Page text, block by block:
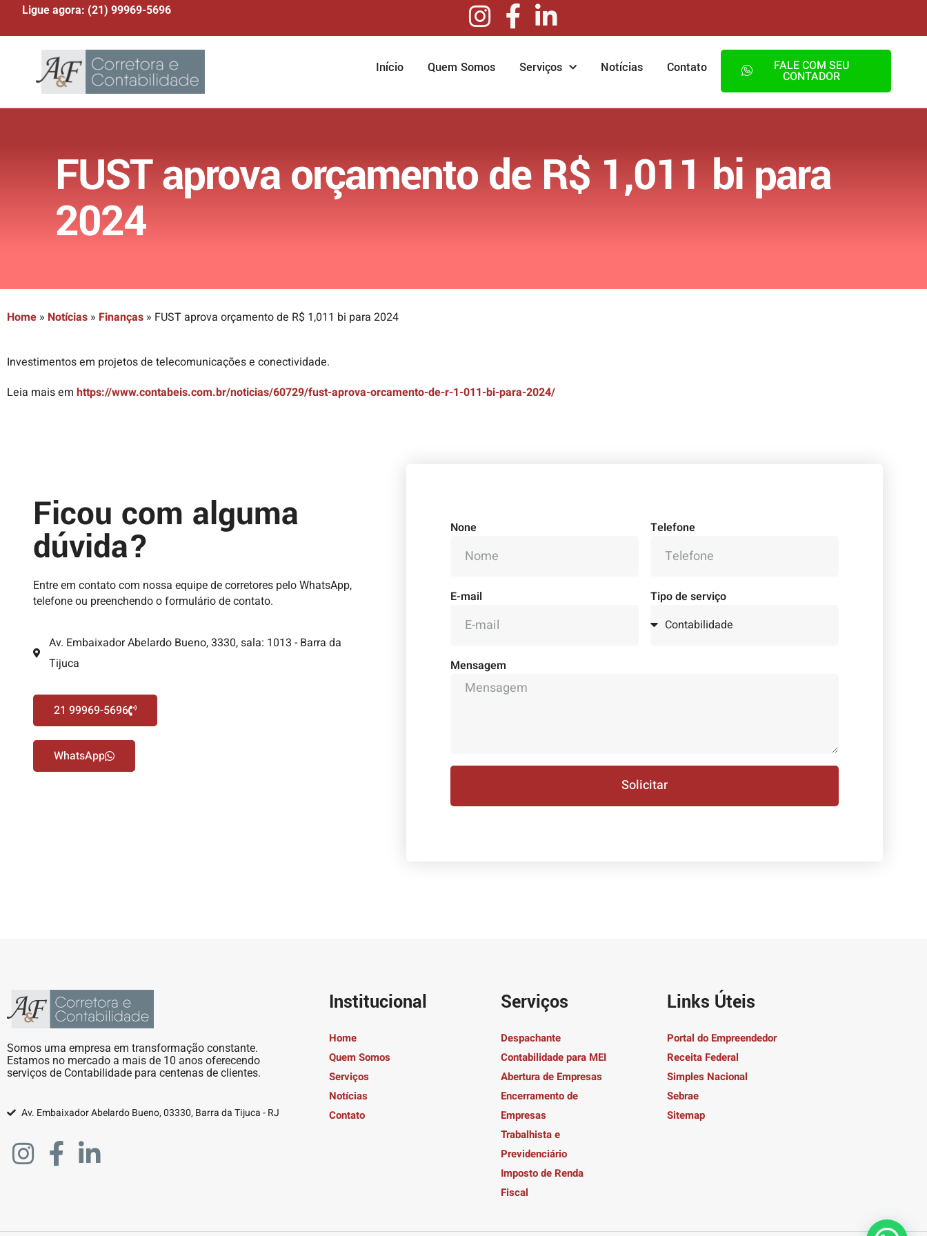
Ligue agora: (21) 99969-5696
Início Quem Somos Serviços Notícias Contato FALE COM SEU
CONTADOR
FUST aprova orçamento de R$ 1,011 bi para
2024
Home » Notícias » Finanças » FUST aprova orçamento de R$ 1,011 bi para 2024
Investimentos em projetos de telecomunicações e conectividade.
Leia mais em https://www.contabeis.com.br/noticias/60729/fust-aprova-orcamento-de-r-1-011-bi-para-2024/
Ficou com alguma
dúvida?
Entre em contato com nossa equipe de corretores pelo WhatsApp,
telefone ou preenchendo o formulário de contato.
Av. Embaixador Abelardo Bueno, 3330, sala: 1013 - Barra da
Tijuca
21 99969-5696
WhatsApp
None Telefone
E-mail Tipo de serviço
Mensagem
Solicitar
Somos uma empresa em transformação constante.
Estamos no mercado a mais de 10 anos oferecendo
serviços de Contabilidade para centenas de clientes.
Av. Embaixador Abelardo Bueno, 03330, Barra da Tijuca - RJ
Institucional
Home
Quem Somos
Serviços
Notícias
Contato
Serviços
Despachante
Contabilidade para MEI
Abertura de Empresas
Encerramento de
Empresas
Trabalhista e
Previdenciário
Imposto de Renda
Fiscal
Links Úteis
Portal do Empreendedor
Receita Federal
Simples Nacional
Sebrae
Sitemap